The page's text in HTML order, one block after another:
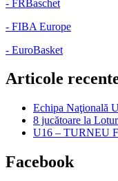
- FRBaschet
- FIBA Europe
- EuroBasket
Articole
Echipa Naţională
8 jucătoare la
U16 – TURNEU
Facebook